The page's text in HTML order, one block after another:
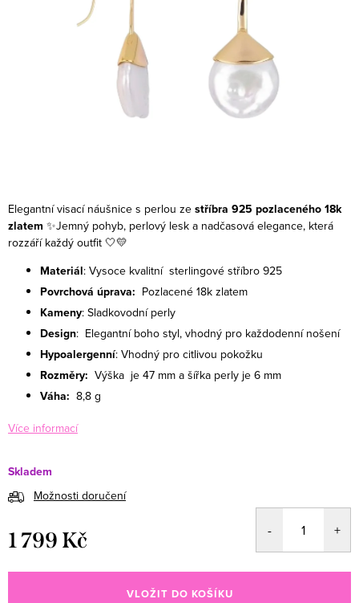
Elegantní visací náušnice s perlou ze stříbra 925 pozlaceného 18k
zlatem ✨Jemný pohyb, perlový lesk a nadčasová elegance, která
rozzáří každý outfit 🤍💛
Materiál: Vysoce kvalitní sterlingové stříbro 925
Povrchová úprava: Pozlacené 18k zlatem
Kameny: Sladkovodní perly
Design: Elegantní boho styl, vhodný pro každodenní nošení
Hypoalergenní: Vhodný pro citlivou pokožku
Rozměry: Výška je 47 mm a šířka perly je 6 mm
Váha: 8,8 g
Více informací
Skladem
Možnosti doručení
1 799 Kč
VLOŽIT DO KOŠÍKU